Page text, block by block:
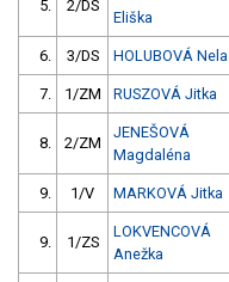
5. 2/DS
Eliška
6. 3/DS HOLUBOVÁ Nela
7. 1/ZM RUSZOVÁ Jitka
8. 2/ZM
JENEŠOVÁ
Magdaléna
9. 1/V MARKOVÁ Jitka
9. 1/ZS
LOKVENCOVÁ
Anežka